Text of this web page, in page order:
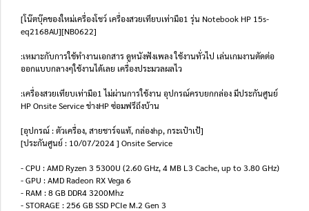
[โน๊ตบุ๊คของใหม่เครื่องโชว์ เครื่องสวยเทียบเท่ามือ1 รุ่น Notebook HP 15s-
eq2168AU][NB0622]
:เหมาะกับการใช้ทำงานเอกสาร ดูหนังฟังเพลง ใช้งานทั่วไป เล่นเกมงานตัดต่อ
ออกแบบกลางๆใช้งานได้เลย เครื่องประมวลผลไว
:เครื่องสวยเทียบเท่ามือ1 ไม่ผ่านการใช้งาน อุปกรณ์ครบยกกล่อง มีประกันศูนย์
HP Onsite Service ช่างHP ซ่อมฟรีถึงบ้าน
[อุปกรณ์ : ตัวเครื่อง, สายชาร์จแท้, กล่องhp, กระเป๋าเป้]
[ประกันศูนย์ : 10/07/2024 ] Onsite Service
- CPU : AMD Ryzen 3 5300U (2.60 GHz, 4 MB L3 Cache, up to 3.80 GHz)
- GPU : AMD Radeon RX Vega 6
- RAM : 8 GB DDR4 3200Mhz
- STORAGE : 256 GB SSD PCIe M.2 Gen 3